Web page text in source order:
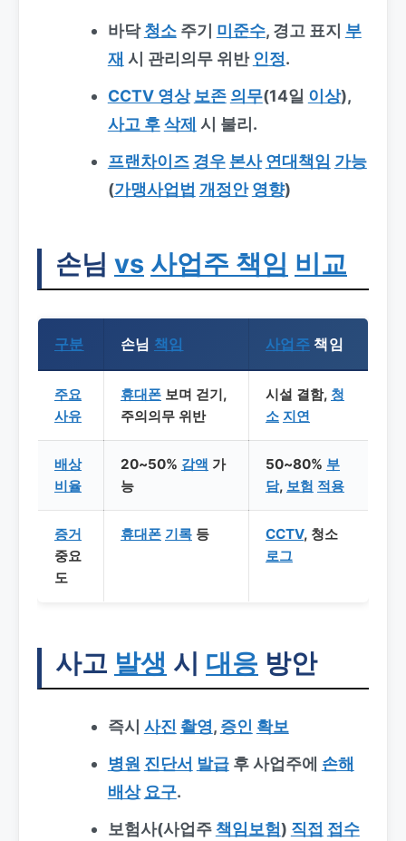
바닥청소주기 미준수, 경고 표지 부
재 시 관리의무 위반 인정.
CCTV 영상 보존 의무(14일 이상),
사고 후 삭제 시 불리.
프랜차이즈 경우 본사 연대책임 가능
(가맹사업법 개정안 영향)
손님 vs 사업주 책임 비교
구분 손님 책임 사업주책임
주요
사유
휴대폰 보며 걷기,
주의의무 위반
시설 결함, 청
소 지연
배상
비율
20~50% 감액 가
능
50~80% 부
담, 보험 적용
증거
중요
도
휴대폰 기록 등 CCTV, 청소
로그
사고 발생 시 대응 방안
즉시 사진 촬영, 증인 확보
병원 진단서 발급후 사업주에 손해
배상 요구.
보험사(사업주책임보험) 직접 접수